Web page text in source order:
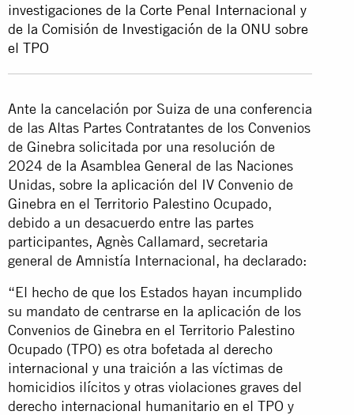
investigaciones de la Corte Penal Internacional y
de la Comisión de Investigación de la ONU sobre
el TPO
Ante la cancelación por Suiza de una conferencia
de las Altas Partes Contratantes de los Convenios
de Ginebra solicitada por una resolución de
2024 de la Asamblea General de las Naciones
Unidas, sobre la aplicación del IV Convenio de
Ginebra en el Territorio Palestino Ocupado,
debido a un desacuerdo entre las partes
participantes, Agnès Callamard, secretaria
general de Amnistía Internacional, ha declarado:
“El hecho de que los Estados hayan incumplido
su mandato de centrarse en la aplicación de los
Convenios de Ginebra en el Territorio Palestino
Ocupado (TPO) es otra bofetada al derecho
internacional y una traición a las víctimas de
homicidios ilícitos y otras violaciones graves del
derecho internacional humanitario en el TPO y